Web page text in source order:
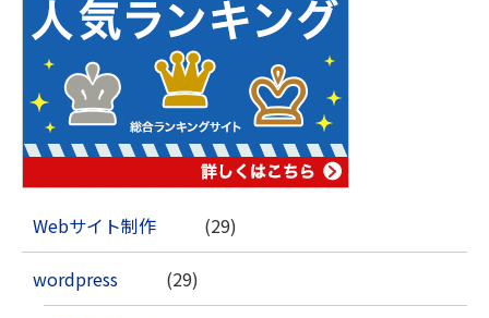
Webサイト制作 (29)
wordpress (29)